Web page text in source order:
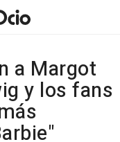
a Margot
y los fans